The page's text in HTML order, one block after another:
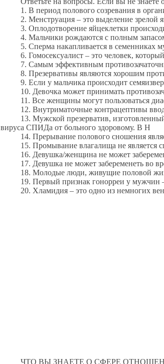
1. В период полового созревания в
2. Менструация – это выделение зрелой
3. Оплодотворение яйцеклетки
4. Мальчики рождаются с полным запасом
5. Сперма накапливается в семенниках
6. Гомосексуалист – это человек,
7. Самым эффективным
8. Презервативы являются хорошим
9. Если у мальчика происходит
10. Девочка может принимать
11. Все женщины могут пользоваться
12. Внутриматочные контрацептивы
13. Мужской презерватив, изготовленный
вируса СПИДа от больного здоровому. В Н
14. Прерывание полового сношения
15. Промывание влагалища не является
16. Девушка/женщина не может
17. Девушка не может забеременеть во
18. Молодые люди, живущие половой
19. Первый признак гонорреи у мужчин –
20. Хламидия – это одно из немногих
ЧТО ВЫ ЗНАЕТЕ О СФЕРЕ